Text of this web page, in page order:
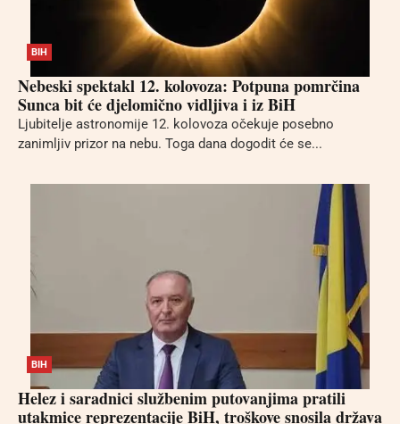
BIH
Nebeski spektakl 12. kolovoza: Potpuna pomrčina
Sunca bit će djelomično vidljiva i iz BiH
Ljubitelje astronomije 12. kolovoza očekuje posebno
zanimljiv prizor na nebu. Toga dana dogodit će se...
BIH
Helez i saradnici službenim putovanjima pratili
utakmice reprezentacije BiH, troškove snosila država